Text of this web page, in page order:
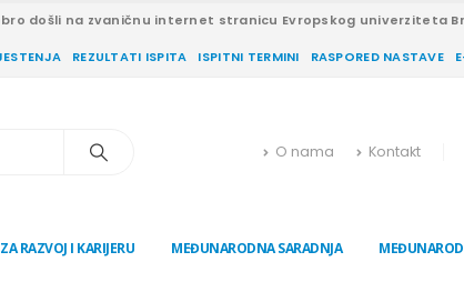
došli na zvaničnu internet stranicu Evropskog univerziteta
REZULTATI ISPITA ISPITNI TERMINI RASPORED NASTAVE
O nama Kontakt
RAZVOJ I KARIJERU MEĐUNARODNA SARADNJA